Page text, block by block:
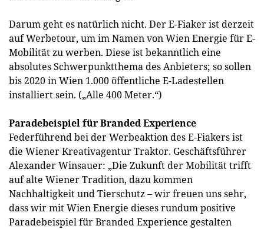
Darum geht es natürlich nicht. Der E-Fiaker ist derzeit
auf Werbetour, um im Namen von Wien Energie für E-
Mobilität zu werben. Diese ist bekanntlich eine
absolutes Schwerpunktthema des Anbieters; so sollen
bis 2020 in Wien 1.000 öffentliche E-Ladestellen
installiert sein. („Alle 400 Meter.“)
Paradebeispiel für Branded Experience
Federführend bei der Werbeaktion des E-Fiakers ist
die Wiener Kreativagentur Traktor. Geschäftsführer
Alexander Winsauer: „Die Zukunft der Mobilität trifft
auf alte Wiener Tradition, dazu kommen
Nachhaltigkeit und Tierschutz – wir freuen uns sehr,
dass wir mit Wien Energie dieses rundum positive
Paradebeispiel für Branded Experience gestalten